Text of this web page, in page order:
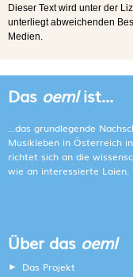
Dieser Text wird unter der
unterliegt abweichenden
Medien.
Das oemlist...
...das grundlegende
Musikleben in Österreich
richtet sich an die
wie an interessierte Laien.
Über das oeml
Das Projekt